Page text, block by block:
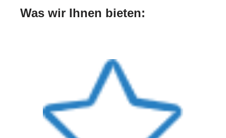
Was wir Ihnen bieten: